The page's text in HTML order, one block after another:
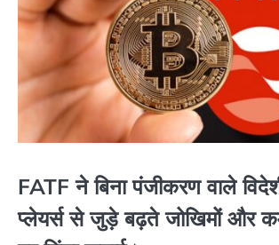
FATF ने बिना पंजीकरण वाले
प्लेयर्स से जुड़े बढ़ते जोखिमों और